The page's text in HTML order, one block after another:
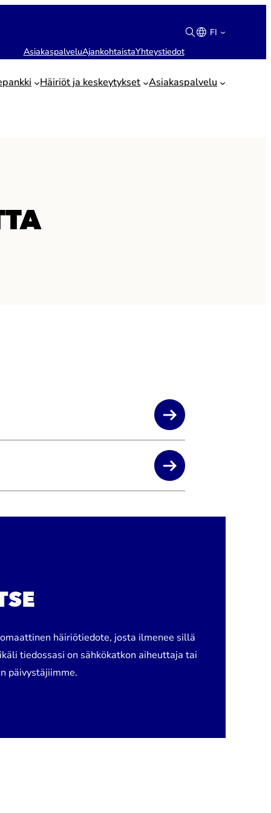
AsiakaspalveluAjankohtaistaYhteystiedot
FI
Suomi
English
Häiriöt ja keskeytykset Asiakaspalvelu
häiriötiedote, josta ilmenee sillä
tiedossasi on sähkökatkon aiheuttaja tai
päivystäjiimme.